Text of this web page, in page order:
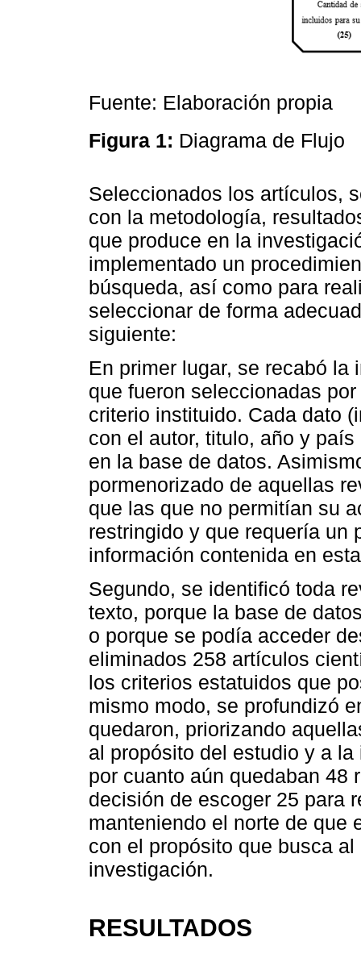
Fuente: Elaboración propia
Figura 1: Diagrama de Flujo
Seleccionados los artículos,
con la metodología,
que produce en la
implementado un
búsqueda, así como para
seleccionar de forma
siguiente:
En primer lugar, se recabó
que fueron seleccionadas
criterio instituido. Cada dato
con el autor, titulo, año y
en la base de datos.
pormenorizado de aquellas
que las que no permitían su
restringido y que requería un
información contenida en
Segundo, se identificó toda
texto, porque la base de
o porque se podía acceder
eliminados 258 artículos
los criterios estatuidos que
mismo modo, se profundizó
quedaron, priorizando
al propósito del estudio y a
por cuanto aún quedaban 48
decisión de escoger 25 para
manteniendo el norte de que
con el propósito que busca
investigación.
RESULTADOS